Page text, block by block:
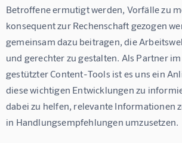
Betroffene ermutigt werden, Vorfälle zu
konsequent zur Rechenschaft gezogen
gemeinsam dazu beitragen, die
und gerechter zu gestalten. Als Partner
gestützter Content-Tools ist es uns ein
diese wichtigen Entwicklungen zu
dabei zu helfen, relevante Informationen
in Handlungsempfehlungen umzusetzen.